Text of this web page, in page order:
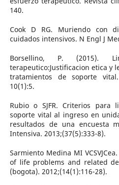
140.
Cook D RG. Muriendo con
cuidados intensivos. N Engl J
Borsellino, P. (2015).
terapeutico:Justificacion etica y
tratamientos de soporte
10(1):5.
Rubio o SJFR. Criterios para
soporte vital al ingreso en
resultados de una encuesta
Intensiva. 2013;(37(5):333-8).
Sarmiento Medina MI
of life problems and related
(bogota). 2012;(14(1):116-28).